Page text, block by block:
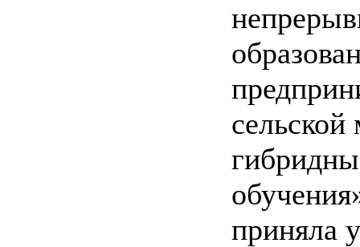
сельской
приняла